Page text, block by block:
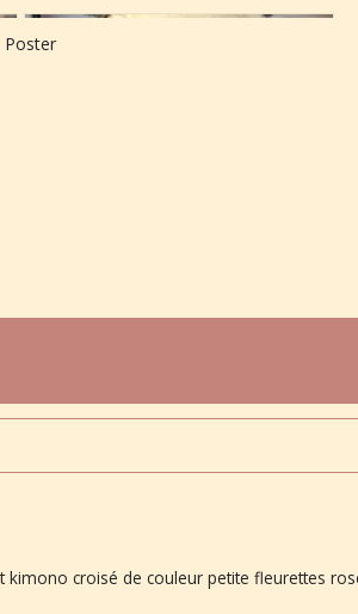
Poster
croisé de couleur petite fleurettes